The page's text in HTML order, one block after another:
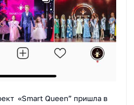
«Smart Queen” пришла в